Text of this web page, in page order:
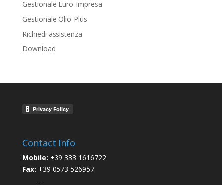
Gestionale Euro-Impresa
Gestionale Olio-Plus
Richiedi assistenza
Download
Contact Info
Mobile: +39 333 1616722
Fax: +39 0573 526957